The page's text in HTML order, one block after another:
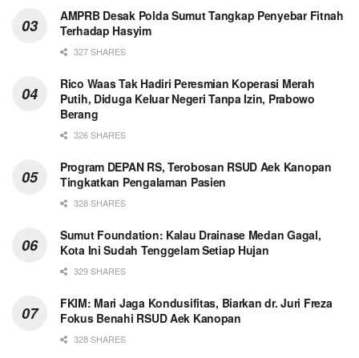
AMPRB Desak Polda Sumut Tangkap Penyebar Fitnah
Terhadap Hasyim
327 SHARES
Rico Waas Tak Hadiri Peresmian Koperasi Merah
Putih, Diduga Keluar Negeri Tanpa Izin, Prabowo
Berang
326 SHARES
Program DEPAN RS, Terobosan RSUD Aek Kanopan
Tingkatkan Pengalaman Pasien
328 SHARES
Sumut Foundation: Kalau Drainase Medan Gagal,
Kota Ini Sudah Tenggelam Setiap Hujan
329 SHARES
FKIM: Mari Jaga Kondusifitas, Biarkan dr. Juri Freza
Fokus Benahi RSUD Aek Kanopan
328 SHARES